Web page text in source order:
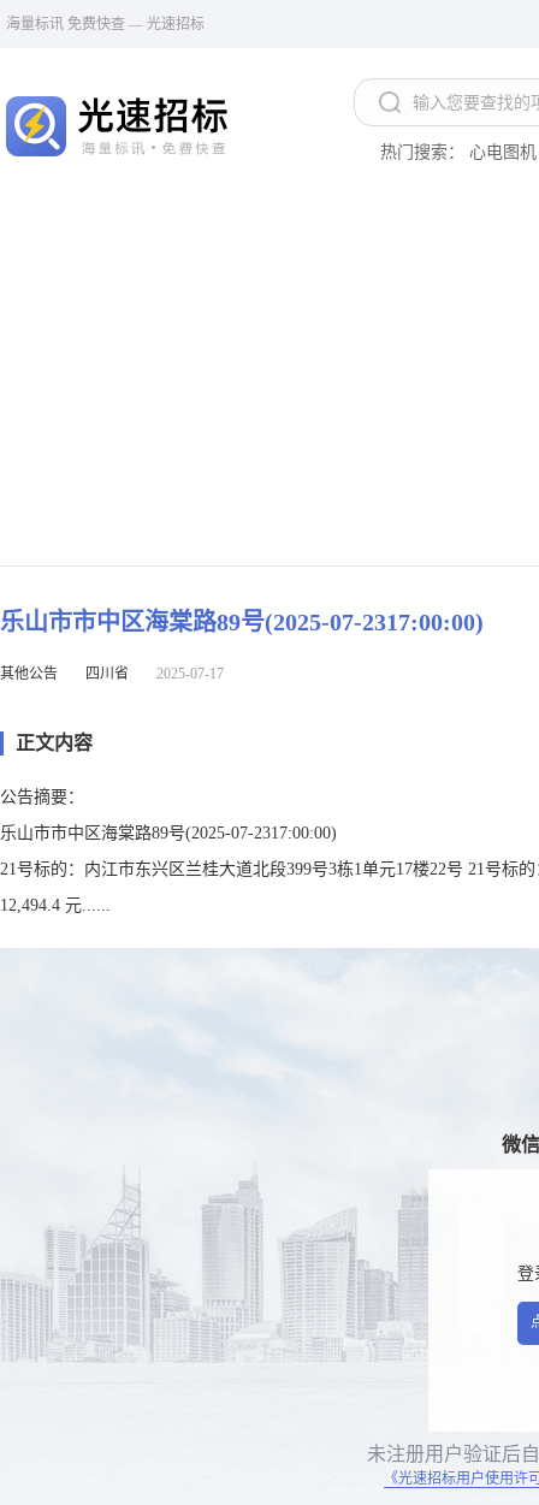
海量标讯 免费快查 — 光速招标
热门搜索： 心电图机
乐山市市中区海棠路89号(2025-07-2317:00:00)
其他公告 四川省 2025-07-17
正文内容
公告摘要：
乐山市市中区海棠路89号(2025-07-2317:00:00)
21号标的：内江市东兴区兰桂大道北段399号3栋1单元17楼22号 21号标
12,494.4 元......
微
登
未注册用户验证后
《光速招标用户使用许